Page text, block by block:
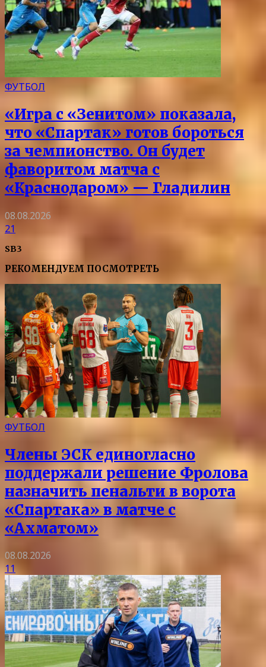
ФУТБОЛ
«Игра с «Зенитом» показала,
что «Спартак» готов бороться
за чемпионство. Он будет
фаворитом матча с
«Краснодаром» — Гладилин
08.08.2026
21
SB3
РЕКОМЕНДУЕМ ПОСМОТРЕТЬ
ФУТБОЛ
Члены ЭСК единогласно
поддержали решение Фролова
назначить пенальти в ворота
«Спартака» в матче с
«Ахматом»
08.08.2026
11